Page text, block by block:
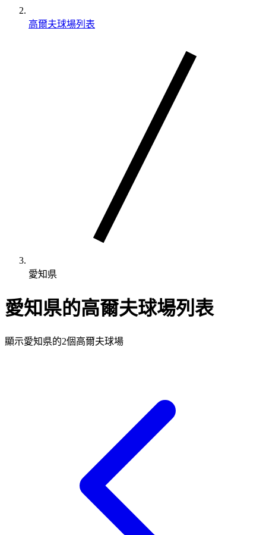
高爾夫球場列表
愛知県
愛知県的高爾夫球場列表
顯示愛知県的2個高爾夫球場